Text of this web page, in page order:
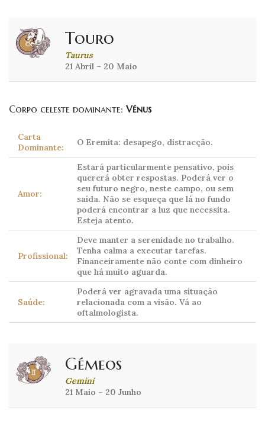
Touro
Taurus
21 Abril – 20 Maio
Corpo celeste dominante: Vénus
Carta
Dominante:
O Eremita: desapego, distracção.
Amor:
Estará particularmente pensativo, pois
quererá obter respostas. Poderá ver o
seu futuro negro, neste campo, ou sem
saída. Não se esqueça que lá no fundo
poderá encontrar a luz que necessita.
Esteja atento.
Profissional:
Deve manter a serenidade no trabalho.
Tenha calma a executar tarefas.
Financeiramente não conte com dinheiro
que há muito aguarda.
Saúde:
Poderá ver agravada uma situação
relacionada com a visão. Vá ao
oftalmologista.
Gémeos
Gemini
21 Maio – 20 Junho